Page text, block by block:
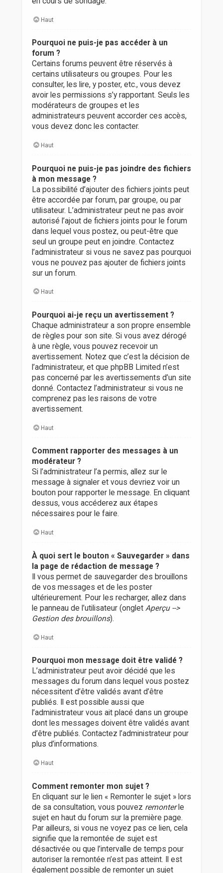
Haut
Pourquoi ne puis-je pas accéder à un
forum ?
Certains forums peuvent être réservés à
certains utilisateurs ou groupes. Pour les
consulter, les lire, y poster, etc., vous devez
avoir les permissions s’y rapportant. Seuls les
modérateurs de groupes et les
administrateurs peuvent accorder ces accès,
vous devez donc les contacter.
Haut
Pourquoi ne puis-je pas joindre des fichiers
à mon message ?
La possibilité d’ajouter des fichiers joints peut
être accordée par forum, par groupe, ou par
utilisateur. L’administrateur peut ne pas avoir
autorisé l’ajout de fichiers joints pour le forum
dans lequel vous postez, ou peut-être que
seul un groupe peut en joindre. Contactez
l’administrateur si vous ne savez pas pourquoi
vous ne pouvez pas ajouter de fichiers joints
sur un forum.
Haut
Pourquoi ai-je reçu un avertissement ?
Chaque administrateur a son propre ensemble
de règles pour son site. Si vous avez dérogé
à une règle, vous pouvez recevoir un
avertissement. Notez que c’est la décision de
l’administrateur, et que phpBB Limited n’est
pas concerné par les avertissements d’un site
donné. Contactez l’administrateur si vous ne
comprenez pas les raisons de votre
avertissement.
Haut
Comment rapporter des messages à un
modérateur ?
Si l’administrateur l’a permis, allez sur le
message à signaler et vous devriez voir un
bouton pour rapporter le message. En cliquant
dessus, vous accéderez aux étapes
nécessaires pour le faire.
Haut
À quoi sert le bouton « Sauvegarder » dans
la page de rédaction de message ?
Il vous permet de sauvegarder des brouillons
de vos messages et de les poster
ultérieurement. Pour les recharger, allez dans
le panneau de l’utilisateur (onglet Aperçu -->
Gestion des brouillons).
Haut
Pourquoi mon message doit être validé ?
L’administrateur peut avoir décidé que les
messages du forum dans lequel vous postez
nécessitent d’être validés avant d’être
publiés. Il est possible aussi que
l’administrateur vous ait placé dans un groupe
dont les messages doivent être validés avant
d’être publiés. Contactez l’administrateur pour
plus d’informations.
Haut
Comment remonter mon sujet ?
En cliquant sur le lien « Remonter le sujet » lors
de sa consultation, vous pouvez remonterle
sujet en haut du forum sur la première page.
Par ailleurs, si vous ne voyez pas ce lien, cela
signifie que la remontée de sujet est
désactivée ou que l’intervalle de temps pour
autoriser la remontée n’est pas atteint. Il est
également possible de remonter un sujet